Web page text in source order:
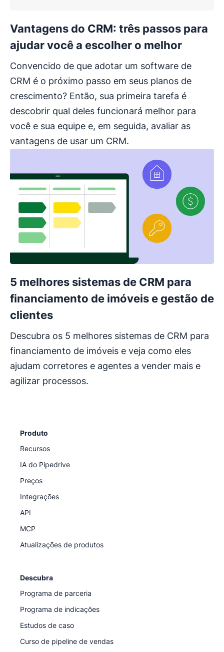
Vantagens do CRM: três passos para
ajudar você a escolher o melhor
Convencido de que adotar um software de
CRM é o próximo passo em seus planos de
crescimento? Então, sua primeira tarefa é
descobrir qual deles funcionará melhor para
você e sua equipe e, em seguida, avaliar as
vantagens de usar um CRM.
5 melhores sistemas de CRM para
financiamento de imóveis e gestão de
clientes
Descubra os 5 melhores sistemas de CRM para
financiamento de imóveis e veja como eles
ajudam corretores e agentes a vender mais e
agilizar processos.
Produto
Recursos
IA do Pipedrive
Preços
Integrações
API
MCP
Atualizações de produtos
Descubra
Programa de parceria
Programa de indicações
Estudos de caso
Curso de pipeline de vendas